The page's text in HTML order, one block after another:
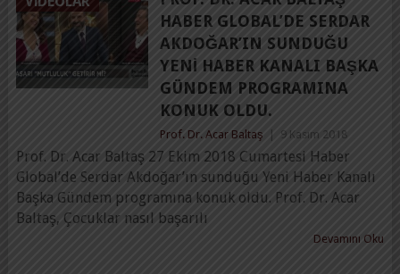
HABER GLOBAL’DE SERDAR
AKDOĞAR’IN SUNDUĞU
YENI HABER KANALI BAŞKA
GÜNDEM PROGRAMINA
KONUK OLDU.
Prof. Dr. Acar Baltaş 9 Kasım 2018
Prof. Dr. Acar Baltaş 27 Ekim 2018 Cumartesi Haber
Global’de Serdar Akdoğar’ın sunduğu Yeni Haber Kanalı
Başka Gündem programına konuk oldu. Prof. Dr. Acar
Baltaş, Çocuklar nasıl başarılı
Devamını Oku